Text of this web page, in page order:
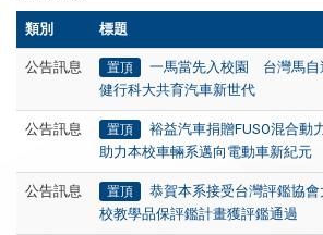
類別 標題
公告訊息 置頂
一馬當先入校園 台灣馬自
健行科大共育汽車新世代
公告訊息 置頂
裕益汽車捐贈FUSO混合動
助力本校車輛系邁向電動車新紀元
公告訊息 置頂
恭賀本系接受台灣評鑑協
校教學品保評鑑計畫獲評鑑通過